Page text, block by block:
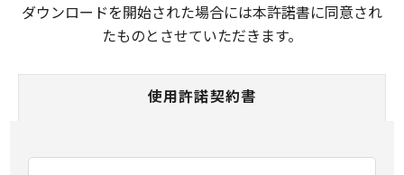
ダウンロードを開始された場合には本許諾書に同意され
たものとさせていただきます。
使用許諾契約書